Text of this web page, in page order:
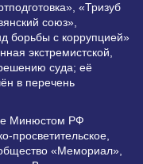
«Тризуб
союз»,
борьбы с коррупцией»
экстремистской,
суда; её
в перечень
Минюстом РФ
просветительское,
«Мемориал»,